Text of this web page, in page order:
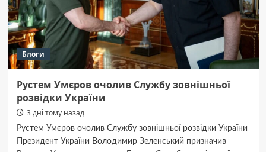
Блоги
Рустем Умєров очолив Службу зовнішньої
розвідки України
3 дні тому назад
Рустем Умєров очолив Службу зовнішньої розвідки України
Президент України Володимир Зеленський призначив